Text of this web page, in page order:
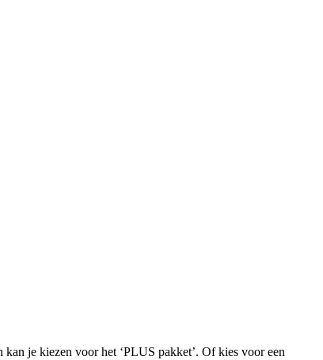
je kiezen voor het ‘PLUS pakket’. Of kies voor een